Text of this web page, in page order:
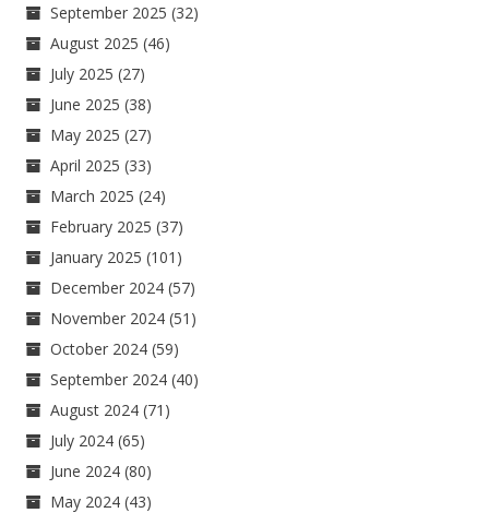
September 2025 (32)
August 2025 (46)
July 2025 (27)
June 2025 (38)
May 2025 (27)
April 2025 (33)
March 2025 (24)
February 2025 (37)
January 2025 (101)
December 2024 (57)
November 2024 (51)
October 2024 (59)
September 2024 (40)
August 2024 (71)
July 2024 (65)
June 2024 (80)
May 2024 (43)